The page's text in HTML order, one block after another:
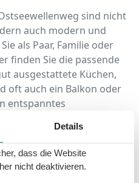
sind nicht
auch modern und
als Paar, Familie oder
finden Sie die passende
ausgestattete Küchen,
oft auch ein Balkon oder
entspanntes
bei einem Glas Wein auf
Ostseewellenweg
Details
dass die Website
nicht deaktivieren.